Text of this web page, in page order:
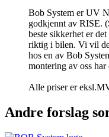
Bob System er UV
godkjennt av RISE.
beste sikkerhet er
riktig i bilen. Vi vil
hos en av Bob
montering av oss
Alle priser er
Andre forslag